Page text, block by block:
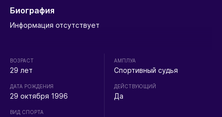
Биография
Информация отсутствует
ВОЗРАСТ
29 лет
ДАТА РОЖДЕНИЯ
29 октября 1996
ВИД СПОРТА
АМПЛУА
Спортивный судья
ДЕЙСТВУЮЩИЙ
Да